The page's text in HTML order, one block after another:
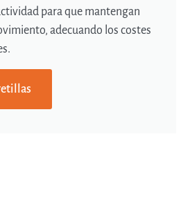
para que mantengan
adecuando los costes